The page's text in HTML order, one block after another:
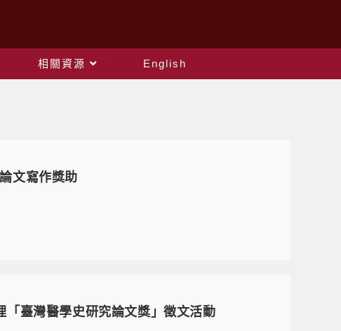
相關資源
English
文寫作獎助
臺灣醫學史研究論文獎」徵文活動